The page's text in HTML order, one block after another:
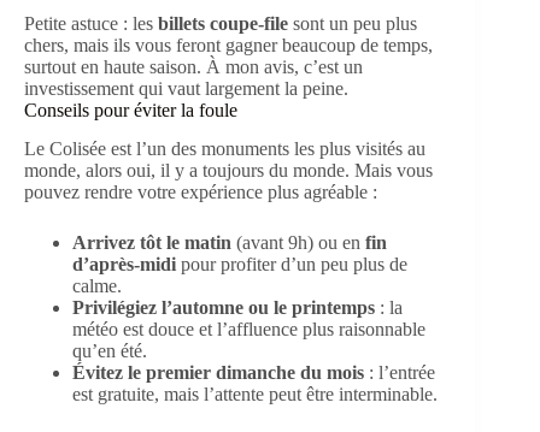
Petite astuce : les billets coupe-file sont un peu plus
chers, mais ils vous feront gagner beaucoup de temps,
surtout en haute saison. À mon avis, c’est un
investissement qui vaut largement la peine.
Conseils pour éviter la foule
Le Colisée est l’un des monuments les plus visités au
monde, alors oui, il y a toujours du monde. Mais vous
pouvez rendre votre expérience plus agréable :
Arrivez tôt le matin (avant 9h) ou en fin
d’après-midi pour profiter d’un peu plus de
calme.
Privilégiez l’automne ou le printemps : la
météo est douce et l’affluence plus raisonnable
qu’en été.
Évitez le premier dimanche du mois : l’entrée
est gratuite, mais l’attente peut être interminable.